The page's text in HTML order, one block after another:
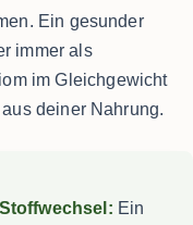
Ein gesunder
immer als
im Gleichgewicht
deiner Nahrung.
Ein